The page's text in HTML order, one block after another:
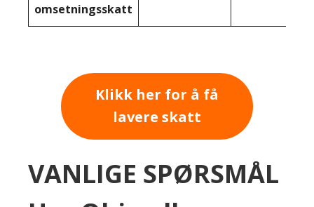
omsetningsskatt
Klikk her for å få
lavere skatt
VANLIGE SPØRSMÅL